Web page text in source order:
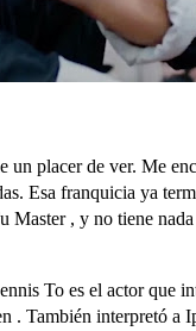
placer de ver. Me
Esa franquicia ya
, y no tiene
To es el actor que
. También interpretó a